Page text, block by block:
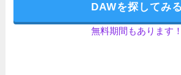
DAWを探してみる
無料期間もあります！